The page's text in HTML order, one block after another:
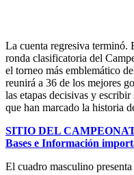
La cuenta regresiva terminó.
ronda clasificatoria del
el torneo más emblemático
reunirá a 36 de los mejores
las etapas decisivas y
que han marcado la historia
SITIO DEL
Bases e Información
El cuadro masculino